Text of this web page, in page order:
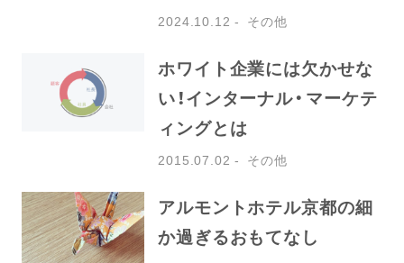
2024.10.12 その他
ホワイト企業には欠かせな
い！インターナル・マーケテ
ィングとは
2015.07.02 その他
アルモントホテル京都の細
か過ぎるおもてなし